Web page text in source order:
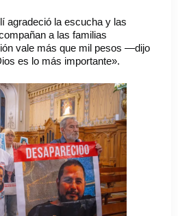
agradeció la escucha y las
a las familias
vale más que mil pesos —dijo
es lo más importante».